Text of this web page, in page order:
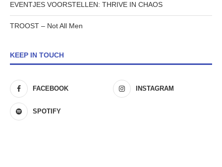
EVENTJES VOORSTELLEN: THRIVE IN CHAOS
TROOST – Not All Men
KEEP IN TOUCH
FACEBOOK INSTAGRAM
SPOTIFY